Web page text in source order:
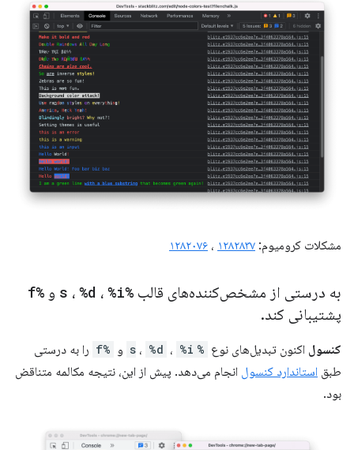
مشکلات کرومیوم: ۱۲۸۲۸۳۷ ، ۱۲۸۲۰۷۶
به درستی از مشخص‌کننده‌های قالب %s ، %d ، %i و %f
پشتیبانی کند.
کنسول اکنون تبدیل‌های نوع %s ، %d ، %i و %f
را به درستی
طبق استاندارد کنسول انجام می‌دهد. پیش از این، نتیجه مکالمه متناقض
بود.